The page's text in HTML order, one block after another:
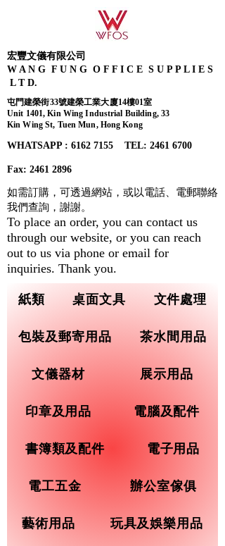
宏豐文儀有限公司
W A N G F U N G O F F I C E S U P P L I E S
L T D.
屯門建榮街33號建榮工業大廈14樓01室
Unit 1401, Kin Wing Industrial Building, 33
Kin Wing St, Tuen Mun, Hong Kong
WHATSAPP : 6162 7155​ TEL: 2461 6700
Fax: 2461 2896
紙類 桌面文具 文件處理
包裝及郵寄用品 茶水間用品
文儀器材 展示用品
印章及用品 電腦及配件
書簿類及配件 電子用品
電工五金 辦公室傢俱
藝術用品 玩具及娛樂用品
如需訂購，可透過網站，或以電話、電郵聯絡
我們查詢， 謝謝。
To place an order, you can contact us
through our website, or you can reach
out to us via phone or email for
inquiries. Thank you.